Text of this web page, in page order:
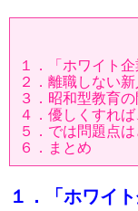
１．「ホワイト
２．離職しない
３．昭和型教育
４．優しくすれ
５．では問題点は
６．まとめ
１．「ホワイ